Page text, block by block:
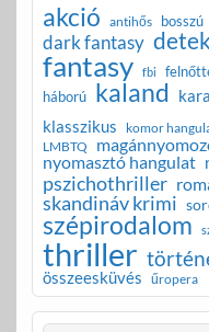
akció antihős bosszú
dark fantasy
fantasy fbi
háború kaland
klasszikus komor
LMBTQ
nyomasztó hangulat
pszichothriller
skandináv krimi
szépirodalom
thriller
összeesküvés űropera